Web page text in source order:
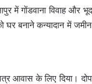
में गोंडवाना विवाह
घर बनाने कन्यादान में
आवास के लिए दिया।